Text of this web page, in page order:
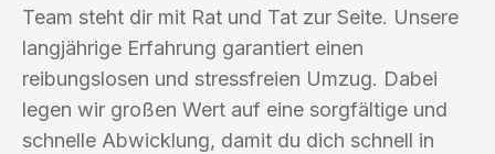
Team steht dir mit Rat und Tat zur Seite. Unsere
langjährige Erfahrung garantiert einen
reibungslosen und stressfreien Umzug. Dabei
legen wir großen Wert auf eine sorgfältige und
schnelle Abwicklung, damit du dich schnell in